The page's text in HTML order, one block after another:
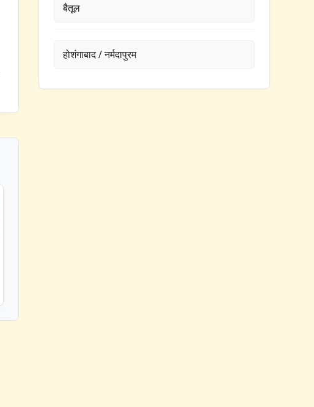
बैतूल
होशंगाबाद / नर्मदापुरम